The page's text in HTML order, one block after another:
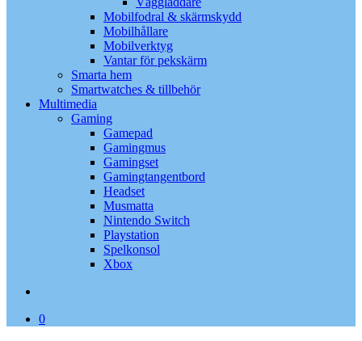
Mobilfodral & skärmskydd
Mobilhållare
Mobilverktyg
Vantar för pekskärm
Smarta hem
Smartwatches & tillbehör
Multimedia
Gaming
Gamepad
Gamingmus
Gamingset
Gamingtangentbord
Headset
Musmatta
Nintendo Switch
Playstation
Spelkonsol
Xbox
0